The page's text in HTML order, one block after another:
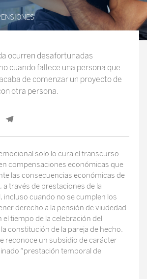
ocurren desafortunadas
cuando fallece una persona que
de comenzar un proyecto de
otra persona.
solo lo cura el transcurso
compensaciones económicas que
las consecuencias económicas de
a través de prestaciones de la
incluso cuando no se cumplen los
derecho a la pensión de viudedad
el tiempo de la celebración del
constitución de la pareja de hecho.
reconoce un subsidio de carácter
“prestación temporal de